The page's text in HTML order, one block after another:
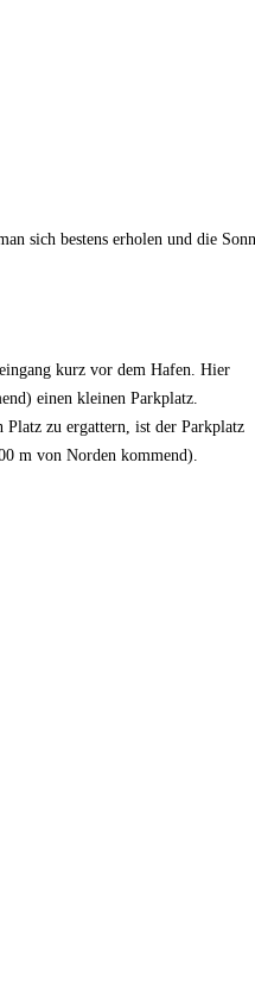
sich bestens erholen und die
kurz vor dem Hafen. Hier
einen kleinen Parkplatz.
Platz zu ergattern, ist der Parkplatz
m von Norden kommend).